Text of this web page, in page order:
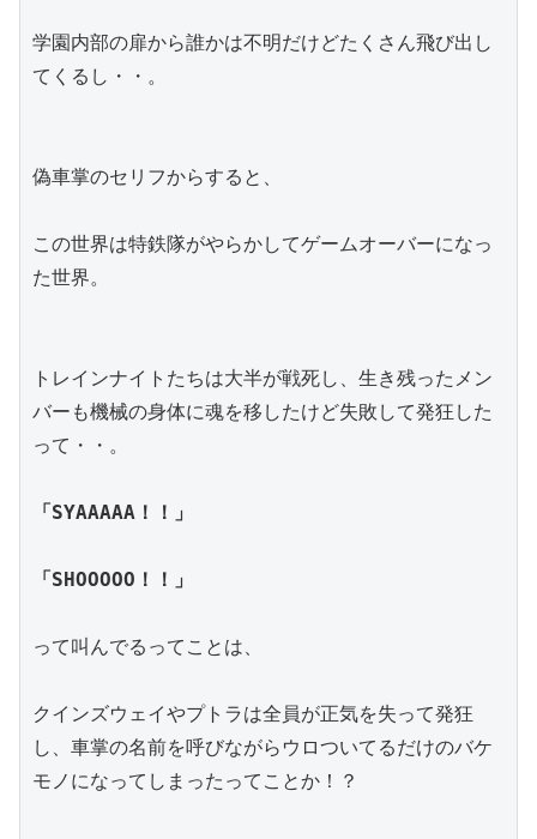
学園内部の扉から誰かは不明だけどたくさん飛び出し
てくるし・・。
偽車掌のセリフからすると、
この世界は特鉄隊がやらかしてゲームオーバーになっ
た世界。
トレインナイトたちは大半が戦死し、生き残ったメン
バーも機械の身体に魂を移したけど失敗して発狂した
って・・。
「SYAAAAA！！」
「SHOOOOO！！」
って叫んでるってことは、
クインズウェイやプトラは全員が正気を失って発狂
し、車掌の名前を呼びながらウロついてるだけのバケ
モノになってしまったってことか！？